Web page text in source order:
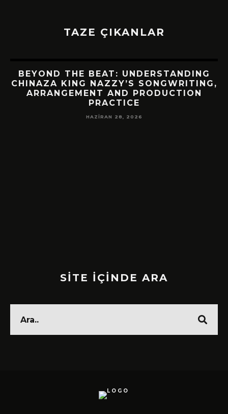
TAZE ÇIKANLAR
BEYOND THE BEAT: UNDERSTANDING
CHINAZA KING NAZZY’S SONGWRITING,
ARRANGEMENT AND PRODUCTION
PRACTICE
HAZIRAN 28, 2026
SİTE İÇİNDE ARA